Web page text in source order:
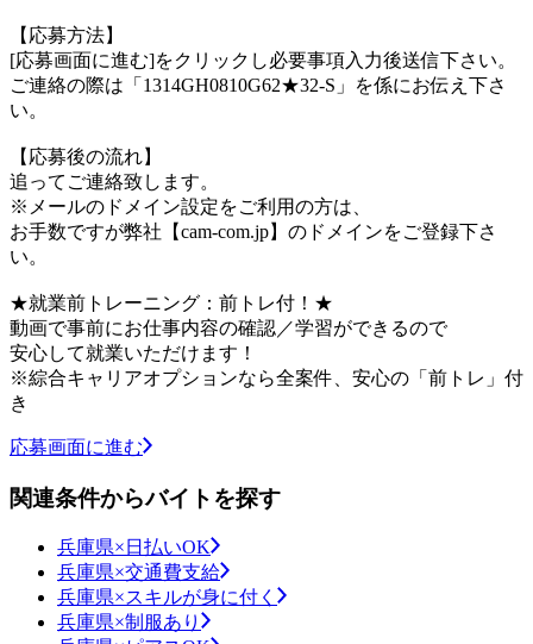
【応募方法】
[応募画面に進む]をクリックし必要事項入力後送信下さい。
ご連絡の際は「1314GH0810G62★32-S」を係にお伝え下さ
い。
【応募後の流れ】
追ってご連絡致します。
※メールのドメイン設定をご利用の方は、
お手数ですが弊社【cam-com.jp】のドメインをご登録下さ
い。
★就業前トレーニング：前トレ付！★
動画で事前にお仕事内容の確認／学習ができるので
安心して就業いただけます！
※綜合キャリアオプションなら全案件、安心の「前トレ」付
き
応募画面に進む
関連条件からバイトを探す
兵庫県×日払いOK
兵庫県×交通費支給
兵庫県×スキルが身に付く
兵庫県×制服あり